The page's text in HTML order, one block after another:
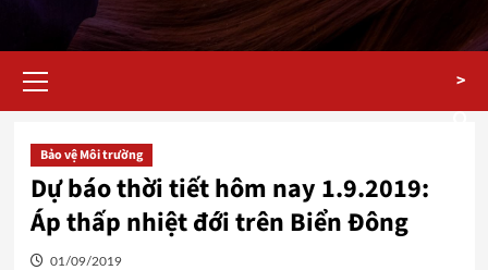
Menu
>
Bảo vệ Môi trường
Dự báo thời tiết hôm nay 1.9.2019:
Áp thấp nhiệt đới trên Biển Đông
01/09/2019